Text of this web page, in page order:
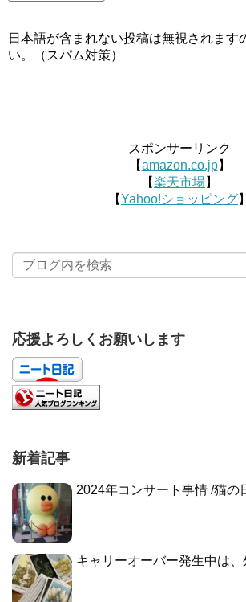
日本語が含まれない投稿は無視されます
い。（スパム対策）
スポンサーリンク
【amazon.co.jp】
【楽天市場】
【Yahoo!ショッピング】
応援よろしくお願いします
新着記事
2024年コンサート事情 /猫の
キャリーオーバー発生中は、